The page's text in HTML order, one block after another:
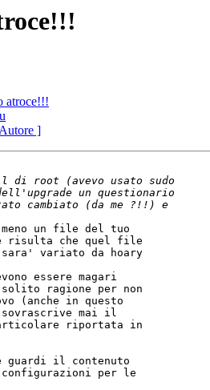
atroce!!!
]
risulta che quel file
variato da hoary
ragione per non
(anche in questo
mai il
riportata in
guardi il contenuto
per le